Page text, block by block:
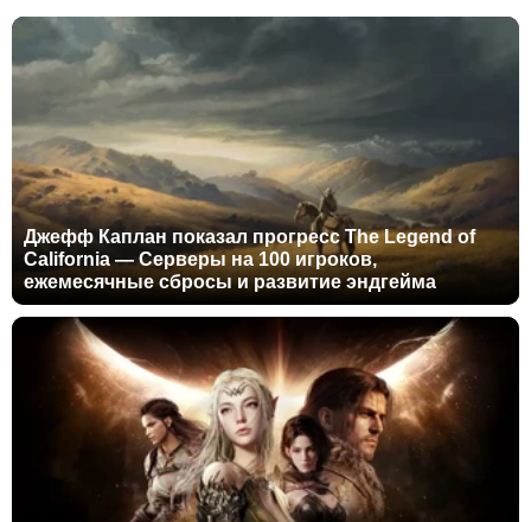
Джефф Каплан показал прогресс The Legend of
California — Серверы на 100 игроков,
ежемесячные сбросы и развитие эндгейма